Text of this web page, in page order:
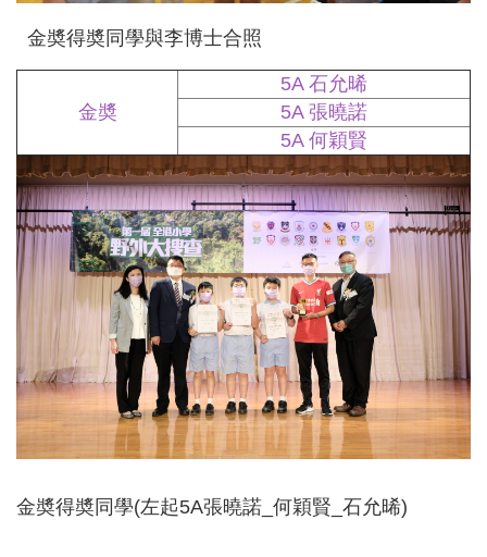
金奬得奬同學與李博士合照
金奬
5A 石允晞
5A 張曉諾
5A 何穎賢
金奬得奬同學(左起5A張曉諾_何穎賢_石允晞)